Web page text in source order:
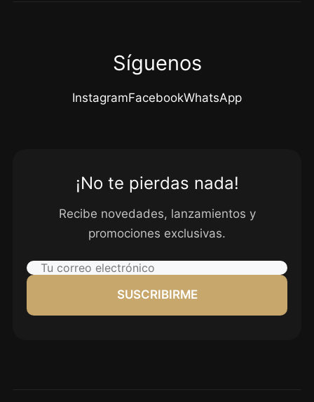
Síguenos
InstagramFacebookWhatsApp
¡No te pierdas nada!
Recibe novedades, lanzamientos y
promociones exclusivas.
SUSCRIBIRME